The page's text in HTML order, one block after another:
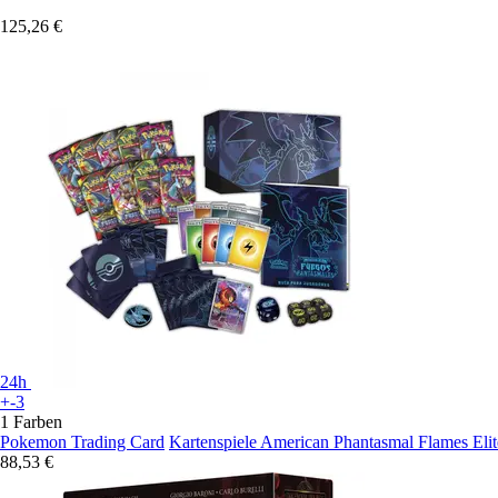
125,26 €
24h
+-3
1 Farben
Pokemon Trading Card Kartenspiele American Phantasmal Flames
88,53 €